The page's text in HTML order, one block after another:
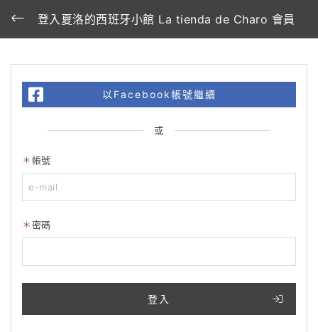
登入夏洛的西班牙小館 La tienda de Charo 會員
以Facebook帳號繼續
或
帳號
密碼
登入